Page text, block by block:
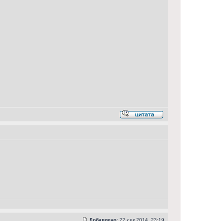
Добавлено: 22 дек 2014, 23:19